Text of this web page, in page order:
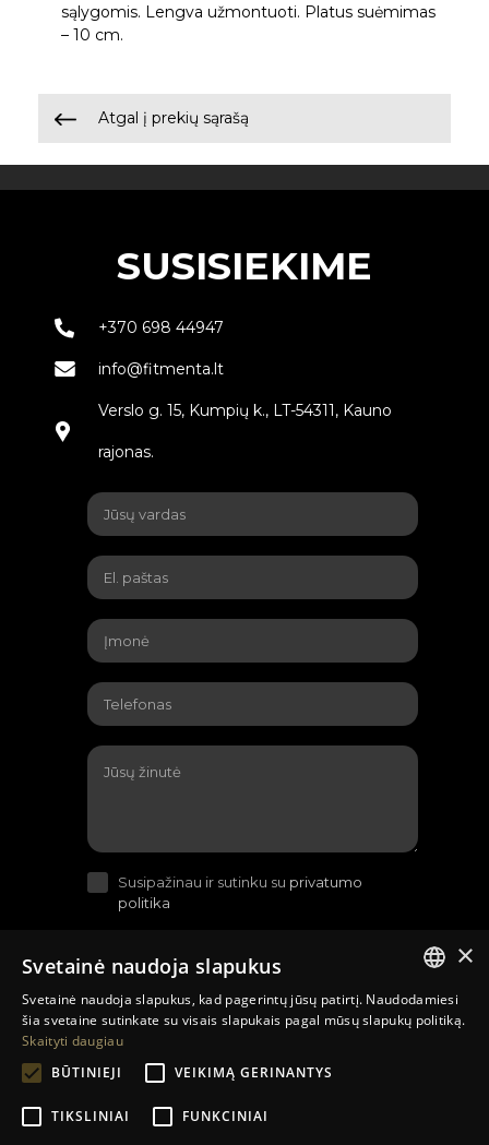
sąlygomis. Lengva užmontuoti. Platus suėmimas
– 10 cm.
Atgal į prekių sąrašą
SUSISIEKIME
+370 698 44947
info@fitmenta.lt
Verslo g. 15, Kumpių k., LT-54311, Kauno
rajonas.
Susipažinau ir sutinku su privatumo
politika
LITHUANIAN
×
Svetainė naudoja slapukus
Svetainė naudoja slapukus, kad pagerintų jūsų patirtį. Naudodamiesi
šia svetaine sutinkate su visais slapukais pagal mūsų slapukų politiką.
Skaityti daugiau
BŪTINIEJI
VEIKIMĄ GERINANTYS
TIKSLINIAI FUNKCINIAI